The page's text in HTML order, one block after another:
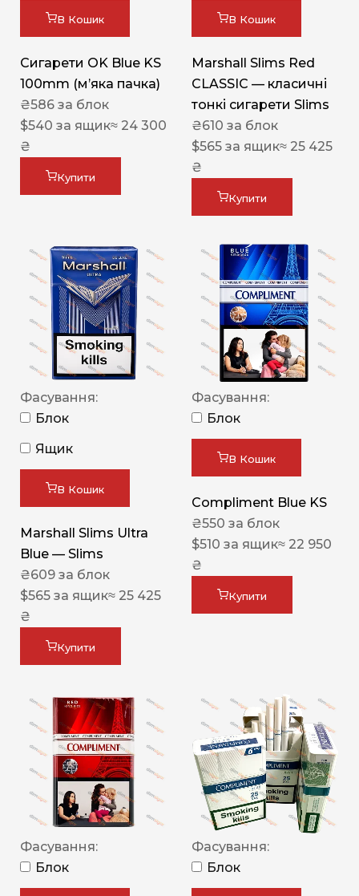
В Кошик
Сигарети OK Blue KS
100mm (м’яка пачка)
₴586 за блок
$540 за ящик≈ 24 300
₴
Купити
В Кошик
Marshall Slims Red
CLASSIC — класичні
тонкі сигарети Slims
₴610 за блок
$565 за ящик≈ 25 425
₴
Купити
Фасування:
Блок
Ящик
В Кошик
Marshall Slims Ultra
Blue — Slims
₴609 за блок
$565 за ящик≈ 25 425
₴
Купити
Фасування:
Блок
В Кошик
Compliment Blue KS
₴550 за блок
$510 за ящик≈ 22 950
₴
Купити
Фасування:
Блок
Фасування:
Блок